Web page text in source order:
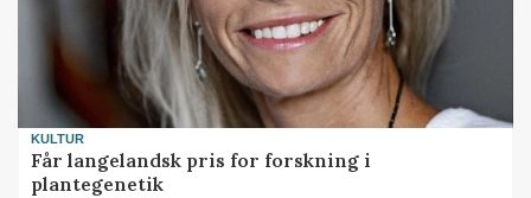
KULTUR
Får langelandsk pris for forskning i
plantegenetik